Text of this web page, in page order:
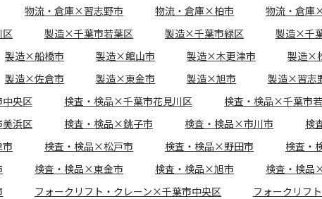
物流・倉庫×習志野市 物流・倉庫×柏市 物流・倉庫
製造×千葉市若葉区 製造×千葉市緑区 製造×千
製造×船橋市 製造×館山市 製造×木更津市 製造×
製造×佐倉市 製造×東金市 製造×旭市 製造×習志
央区
検査・検品×千葉市花見川区 検査・検品×千葉市
浜区
検査・検品×銚子市 検査・検品×市川市 検
検査・検品×松戸市 検査・検品×野田市 検査・
検査・検品×東金市 検査・検品×旭市 検査・検品
フォークリフト・クレーン×千葉市中央区
フォークリフ